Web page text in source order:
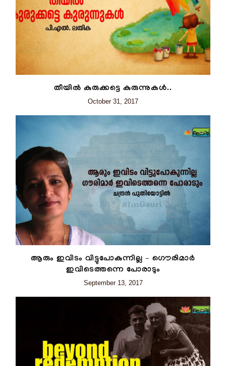
തീയിൽ കുരുക്കട്ടെ കുരുന്നുകൾ..
October 31, 2017
ആരും ഇവിടം വിട്ടുപോകുന്നില്ല – ഗൌരിമാര്‍
ഇവിടെത്തന്നെ പോരാടും
September 13, 2017